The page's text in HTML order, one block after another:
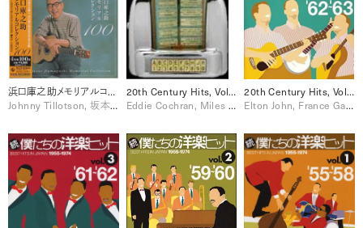
浜口庫之助メモリアルコレクション100 [Disc 1]
Johnny Tillotson, 坂本九, 小林旭
20th Century Hits, Volume Two/ Trilogy [Disc 3]
Eddie Cochran, Miles Davis, Nina Simone, Santana, The Beatles
20th Century Hits, Volume Two/ Trilogy [Disc 2]
Elton John, France Gall, Glenn Miller, Johnny Cash, Neil Sedaka, Otis Redding, Paul Anka, The Platters